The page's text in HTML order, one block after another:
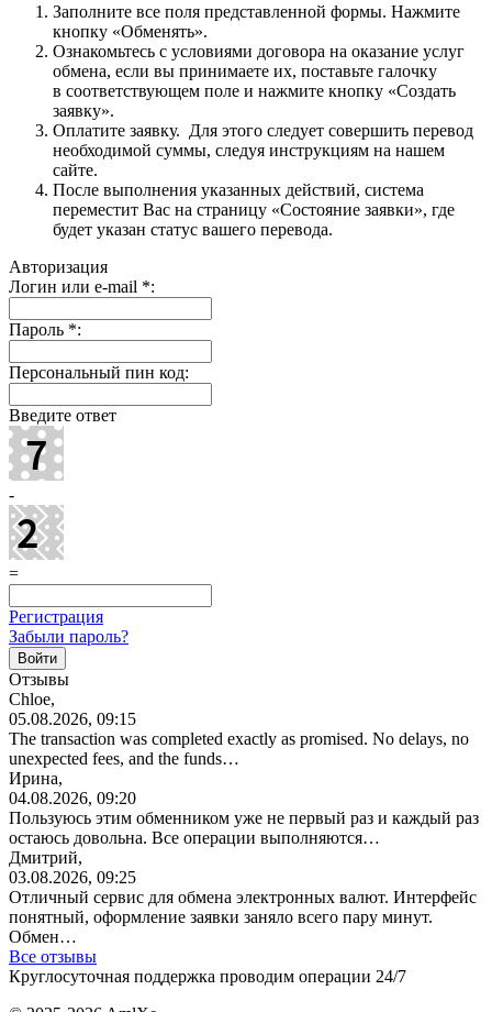
Заполните все поля представленной формы. Нажмите
кнопку «Обменять».
Ознакомьтесь с условиями договора на оказание услуг
обмена, если вы принимаете их, поставьте галочку
в соответствующем поле и нажмите кнопку «Создать
заявку».
Оплатите заявку. Для этого следует совершить перевод
необходимой суммы, следуя инструкциям на нашем
сайте.
После выполнения указанных действий, система
переместит Вас на страницу «Состояние заявки», где
будет указан статус вашего перевода.
Авторизация
Логин или e-mail *:
Пароль *:
Персональный пин код:
Введите ответ
-
=
Регистрация
Забыли пароль?
Отзывы
Chloe,
05.08.2026, 09:15
The transaction was completed exactly as promised. No delays, no
unexpected fees, and the funds…
Ирина,
04.08.2026, 09:20
Пользуюсь этим обменником уже не первый раз и каждый раз
остаюсь довольна. Все операции выполняются…
Дмитрий,
03.08.2026, 09:25
Отличный сервис для обмена электронных валют. Интерфейс
понятный, оформление заявки заняло всего пару минут.
Обмен…
Все отзывы
Круглосуточная поддержка проводим операции 24/7